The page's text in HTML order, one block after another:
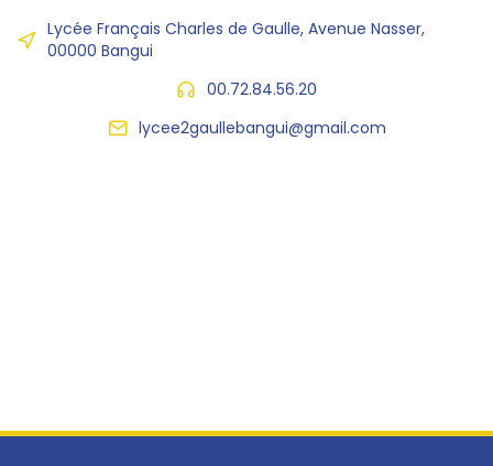
Lycée Français Charles de Gaulle, Avenue Nasser,
00000 Bangui
00.72.84.56.20
lycee2gaullebangui@gmail.com